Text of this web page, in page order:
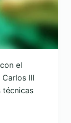
el
III
técnicas